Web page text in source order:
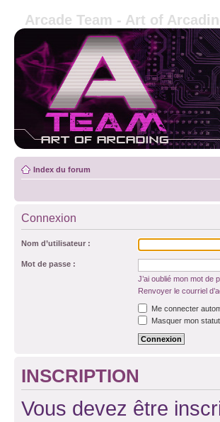
Arcade Team - Art of
Index du forum
Connexion
Nom d’utilisateur :
Mot de passe :
J’ai oublié mon mot de
Renvoyer le courriel
Me connecter
Masquer mon
INSCRIPTION
Vous devez être